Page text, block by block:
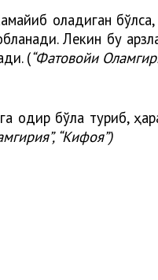
қоладиган
Лекин бу
(“Фатовойи
қодир бўла туриб,
“Кифоя”)